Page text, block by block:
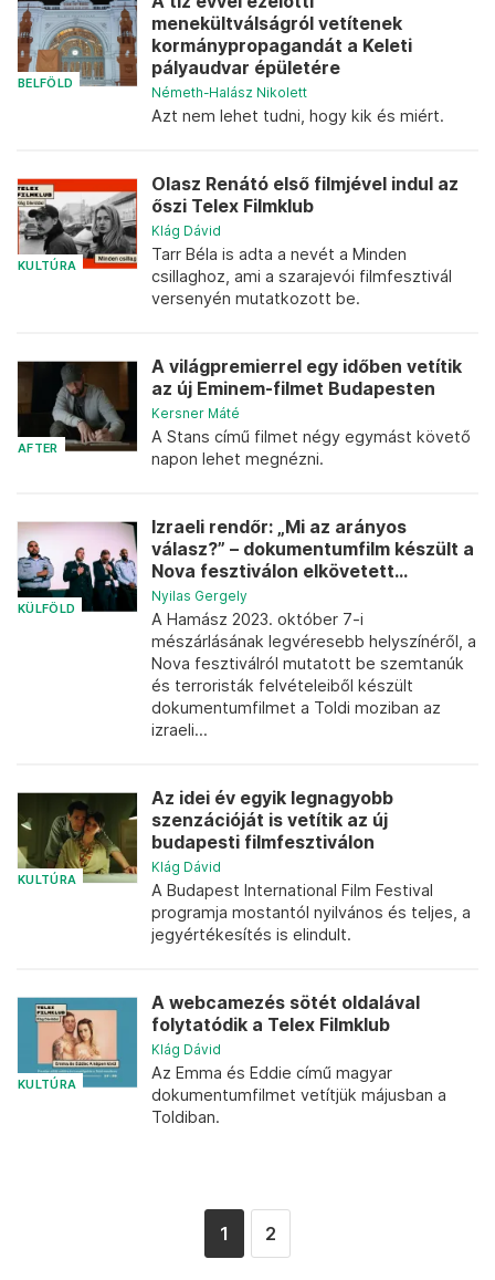
BELFÖLD
menekültválságról vetítenek
kormánypropagandát a Keleti
pályaudvar épületére
Németh-Halász Nikolett
Azt nem lehet tudni, hogy kik és miért.
KULTÚRA
Olasz Renátó első filmjével indul az
őszi Telex Filmklub
Klág Dávid
Tarr Béla is adta a nevét a Minden
csillaghoz, ami a szarajevói filmfesztivál
versenyén mutatkozott be.
AFTER
A világpremierrel egy időben vetítik
az új Eminem-filmet Budapesten
Kersner Máté
A Stans című filmet négy egymást követő
napon lehet megnézni.
KÜLFÖLD
Izraeli rendőr: „Mi az arányos
válasz?” – dokumentumfilm készült a
Nova fesztiválon elkövetett...
Nyilas Gergely
A Hamász 2023. október 7-i
mészárlásának legvéresebb helyszínéről, a
Nova fesztiválról mutatott be szemtanúk
és terroristák felvételeiből készült
dokumentumfilmet a Toldi moziban az
izraeli...
KULTÚRA
Az idei év egyik legnagyobb
szenzációját is vetítik az új
budapesti filmfesztiválon
Klág Dávid
A Budapest International Film Festival
programja mostantól nyilvános és teljes, a
jegyértékesítés is elindult.
KULTÚRA
A webcamezés sötét oldalával
folytatódik a Telex Filmklub
Klág Dávid
Az Emma és Eddie című magyar
dokumentumfilmet vetítjük májusban a
Toldiban.
1 2